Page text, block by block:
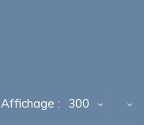
Affichage : 300